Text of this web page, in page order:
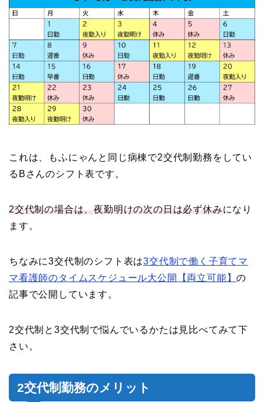
これは、もふにゃんと同じ病棟で2交代制勤務をしてい
るBさんのシフト表です。
2交代制の場合は、夜勤明けの次の日は必ず休みになり
ます。
ちなみに3交代制のシフト表は3交代制で働く子育てマ
マ看護師のタイムスケジュール大公開【両立可能】の
記事で公開しています。
2交代制と3交代制で悩んでいるかたは見比べてみて下
さい。
2交代制勤務のメリット